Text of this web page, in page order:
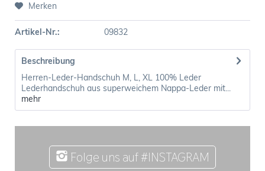
Merken
Artikel-Nr.: 09832
Beschreibung
Herren-Leder-Handschuh M, L, XL 100% Leder
Lederhandschuh aus superweichem Nappa-Leder mit...
mehr
Folge uns auf #INSTAGRAM